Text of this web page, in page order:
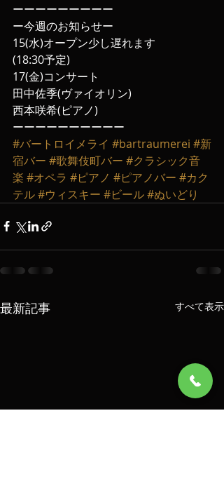
ーーーーーーーーー
ー今週のお知らせー
15(水)オープン少し遅れます
(18:30予定)
17(金)コンサート
田中佐季(ヴァイオリン)
西本咲希(ピアノ)
ーーーーーーーーーー
#バートロイメライ #bartraumerei #新
宿バー #歌舞伎町バー #クラシック音
楽 #オペラ #ピアノ #ピアノバー #カク
テル#ウィスキー #ビール#ぬいどり
最新記事 すべて表示